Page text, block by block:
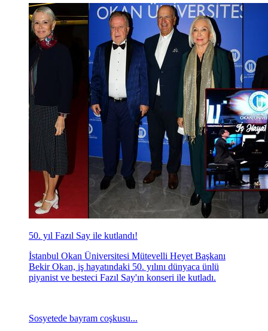
50. yıl Fazıl Say ile kutlandı!
İstanbul Okan Üniversitesi Mütevelli Heyet Başkanı
Bekir Okan, iş hayatındaki 50. yılını dünyaca ünlü
piyanist ve besteci Fazıl Say'ın konseri ile kutladı.
Sosyetede bayram coşkusu...